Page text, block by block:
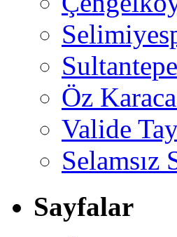
Öz
Valide
Selamsız
Sayfalar